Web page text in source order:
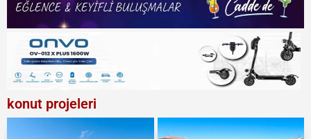
konut projeleri